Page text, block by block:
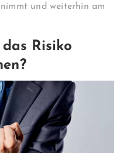
und weiterhin am
Risiko